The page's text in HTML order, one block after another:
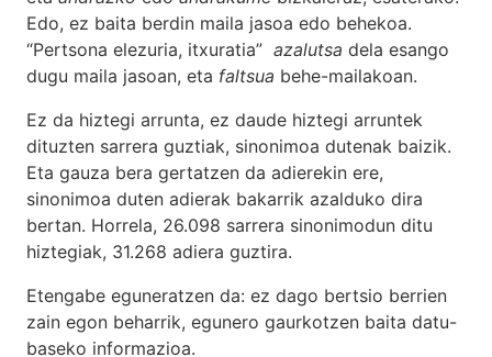
Edo, ez baita berdin maila jasoa edo behekoa.
“Pertsona elezuria, itxuratia” azalutsa dela esango
dugu maila jasoan, eta faltsua behe-mailakoan.
Ez da hiztegi arrunta, ez daude hiztegi arruntek
dituzten sarrera guztiak, sinonimoa dutenak baizik.
Eta gauza bera gertatzen da adierekin ere,
sinonimoa duten adierak bakarrik azalduko dira
bertan. Horrela, 26.098 sarrera sinonimodun ditu
hiztegiak, 31.268 adiera guztira.
Etengabe eguneratzen da: ez dago bertsio berrien
zain egon beharrik, egunero gaurkotzen baita datu-
baseko informazioa.